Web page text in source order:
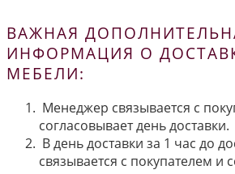
ВАЖНАЯ
ИНФОРМАЦИЯ О
МЕБЕЛИ:
Менеджер связывается с
согласовывает день доставки.
В день доставки за 1 час до
связывается с покупателем и